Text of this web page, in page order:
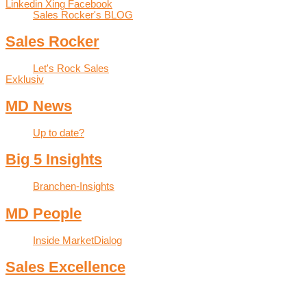
Linkedin Xing Facebook
Sales Rocker's BLOG
Sales Rocker
Let's Rock Sales
Exklusiv
MD News
Up to date?
Big 5 Insights
Branchen-Insights
MD People
Inside MarketDialog
Sales Excellence